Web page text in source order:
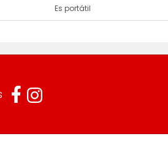
Es portátil